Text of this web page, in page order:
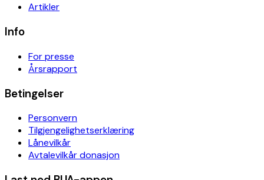
Artikler
Info
For presse
Årsrapport
Betingelser
Personvern
Tilgjengelighetserklæring
Lånevilkår
Avtalevilkår donasjon